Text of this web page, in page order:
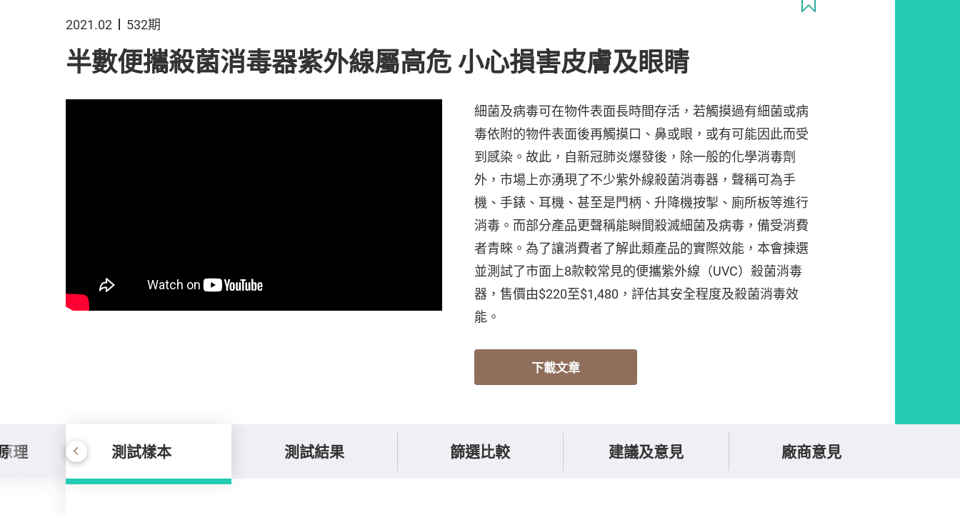
2021.02 532期
半數便攜殺菌消毒器紫外線屬高危 小心損害皮膚及眼睛
細菌及病毒可在物件表面長時間存活，若觸摸過有細菌或病
毒依附的物件表面後再觸摸口、鼻或眼，或有可能因此而受
到感染。故此，自新冠肺炎爆發後，除一般的化學消毒劑
外，市場上亦湧現了不少紫外線殺菌消毒器，聲稱可為手
機、手錶、耳機、甚至是門柄、升降機按掣、廁所板等進行
消毒。而部分產品更聲稱能瞬間殺滅細菌及病毒，備受消費
者青睞。為了讓消費者了解此類產品的實際效能，本會揀選
並測試了市面上8款較常見的便攜紫外線（UVC）殺菌消毒
器，售價由$220至$1,480，評估其安全程度及殺菌消毒效
能。
下載文章
理 測試樣本 測試結果 篩選比較 建議及意見 廠商意見
測試樣本